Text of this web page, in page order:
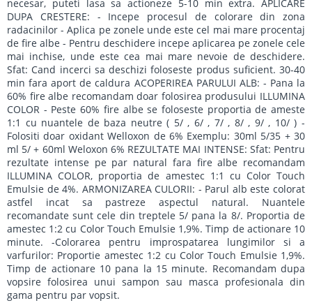
necesar, puteti lasa sa actioneze 5-10 min extra. APLICARE
DUPA CRESTERE: - Incepe procesul de colorare din zona
radacinilor - Aplica pe zonele unde este cel mai mare procentaj
de fire albe - Pentru deschidere incepe aplicarea pe zonele cele
mai inchise, unde este cea mai mare nevoie de deschidere.
Sfat: Cand incerci sa deschizi foloseste produs suficient. 30-40
min fara aport de caldura ACOPERIREA PARULUI ALB: - Pana la
60% fire albe recomandam doar folosirea produsului ILLUMINA
COLOR - Peste 60% fire albe se foloseste proportia de ameste
1:1 cu nuantele de baza neutre ( 5/ , 6/ , 7/ , 8/ , 9/ , 10/ ) -
Folositi doar oxidant Welloxon de 6% Exemplu: 30ml 5/35 + 30
ml 5/ + 60ml Weloxon 6% REZULTATE MAI INTENSE: Sfat: Pentru
rezultate intense pe par natural fara fire albe recomandam
ILLUMINA COLOR, proportia de amestec 1:1 cu Color Touch
Emulsie de 4%. ARMONIZAREA CULORII: - Parul alb este colorat
astfel incat sa pastreze aspectul natural. Nuantele
recomandate sunt cele din treptele 5/ pana la 8/. Proportia de
amestec 1:2 cu Color Touch Emulsie 1,9%. Timp de actionare 10
minute. -Colorarea pentru improspatarea lungimilor si a
varfurilor: Proportie amestec 1:2 cu Color Touch Emulsie 1,9%.
Timp de actionare 10 pana la 15 minute. Recomandam dupa
vopsire folosirea unui sampon sau masca profesionala din
gama pentru par vopsit.